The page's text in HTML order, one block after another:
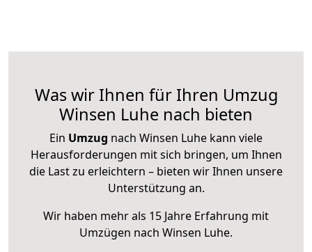
Was wir Ihnen für Ihren Umzug
Winsen Luhe nach bieten
Ein Umzug nach Winsen Luhe kann viele
Herausforderungen mit sich bringen, um Ihnen
die Last zu erleichtern – bieten wir Ihnen unsere
Unterstützung an.
Wir haben mehr als 15 Jahre Erfahrung mit
Umzügen nach Winsen Luhe.